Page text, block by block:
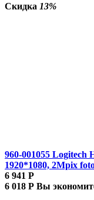
Скидка 13%
960-001055 Logitech
1920*1080, 2Mpix
6 941 Р
6 018 Р Вы